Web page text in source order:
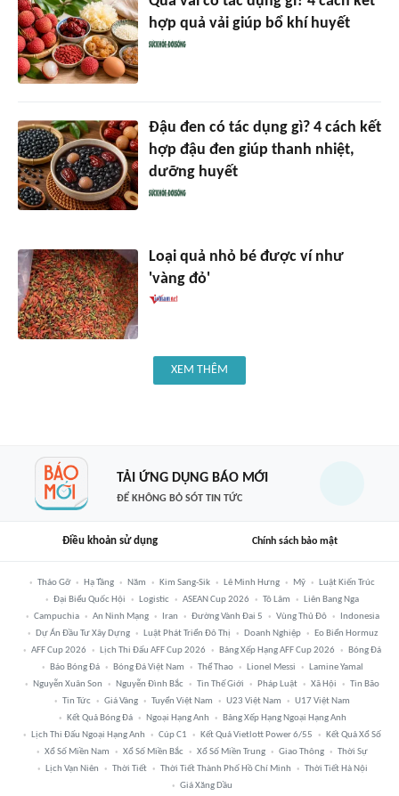
hợp quả vải giúp bổ khí huyết
Đậu đen có tác dụng gì? 4 cách kết
hợp đậu đen giúp thanh nhiệt,
dưỡng huyết
Loại quả nhỏ bé được ví như
'vàng đỏ'
XEM THÊM
TẢI ỨNG DỤNG BÁO MỚI
ĐỂ KHÔNG BỎ SÓT TIN TỨC
Điều khoản sử dụng Chính sách bảo mật
Tháo Gỡ Hạ Tầng Năm Kim Sang-Sik Lê Minh Hưng Mỹ
Luật Kiến Trúc
Đại Biểu Quốc Hội
Logistic ASEAN Cup 2026 Tô Lâm
Liên Bang Nga
Campuchia
An Ninh Mạng Iran Đường Vành Đai 5 Vùng Thủ Đô
Indonesia
Dự Án Đầu Tư Xây Dựng
Luật Phát Triển Đô Thị Doanh Nghiệp
Eo Biển Hormuz
AFF Cup 2026
Lịch Thi Đấu AFF Cup 2026 Bảng Xếp Hạng AFF Cup 2026
Bóng Đá
Báo Bóng Đá
Bóng Đá Việt Nam Thể Thao Lionel Messi
Lamine Yamal
Nguyễn Xuân Son
Nguyễn Đình Bắc Tin Thế Giới Pháp Luật Xã Hội
Tin Bão
Tin Tức
Giá Vàng Tuyển Việt Nam U23 Việt Nam
U17 Việt Nam
Kết Quả Bóng Đá
Ngoại Hạng Anh
Bảng Xếp Hạng Ngoại Hạng Anh
Lịch Thi Đấu Ngoại Hạng Anh
Cúp C1 Kết Quả Vietlott Power 6/55
Kết Quả Xổ Số
Xổ Số Miền Nam
Xổ Số Miền Bắc Xổ Số Miền Trung Giao Thông
Thời Sự
Lịch Vạn Niên
Thời Tiết Thời Tiết Thành Phố Hồ Chí Minh
Thời Tiết Hà Nội
Giá Xăng Dầu